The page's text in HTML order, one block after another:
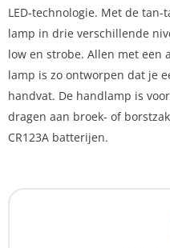
LED-technologie. Met de
lamp in drie verschillende
low en strobe. Allen met een
lamp is zo ontworpen dat je
handvat. De handlamp is
dragen aan broek- of
CR123A batterijen.